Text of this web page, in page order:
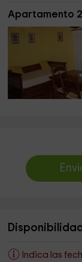
Apartamento 2
Indica las